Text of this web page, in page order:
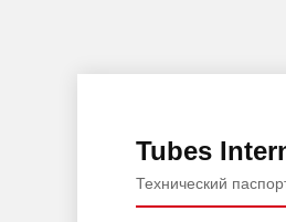
Tubes
Технический